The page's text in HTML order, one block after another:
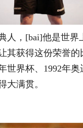
人，[bai]他是世界
其获得这份荣誉的
世界杯、1992年
大满贯。